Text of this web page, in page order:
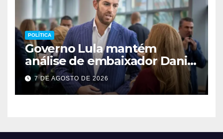
POLÍTICA
Governo Lula mantém
análise de embaixador Daniel
Perez para depois das
eleições
7 DE AGOSTO DE 2026